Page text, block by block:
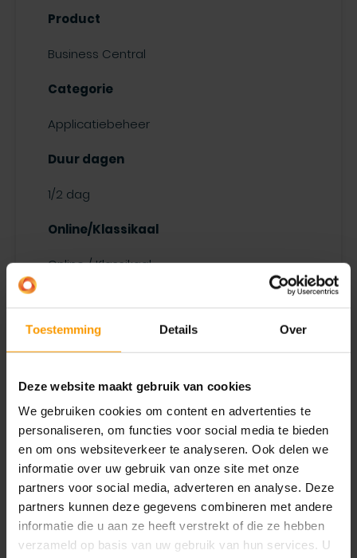
Toestemming Details Over
Deze website maakt gebruik van cookies
We gebruiken cookies om content en advertenties te
personaliseren, om functies voor social media te bieden
en om ons websiteverkeer te analyseren. Ook delen we
informatie over uw gebruik van onze site met onze
partners voor social media, adverteren en analyse. Deze
partners kunnen deze gegevens combineren met andere
informatie die u aan ze heeft verstrekt of die ze hebben
verzameld op basis van uw gebruik van hun services. U
Terug naar opleidingsoverzicht
Product
Business Central
Categorie
Applicatiebeheer
Duur dagen
1/2 dag
Online/Klassikaal
Online / Klassikaal
Training Business Central Basis
€ 250,00 p.p. per dagdeel
Inschrijven